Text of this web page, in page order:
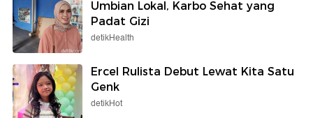
Umbian Lokal, Karbo Sehat yang
Padat Gizi
detikHealth
Ercel Rulista Debut Lewat Kita Satu
Genk
detikHot